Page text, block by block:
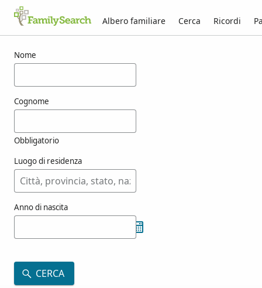
Albero familiare Cerca Ricordi
Nome
Cognome
Obbligatorio
Luogo di residenza
Anno di nascita
CERCA